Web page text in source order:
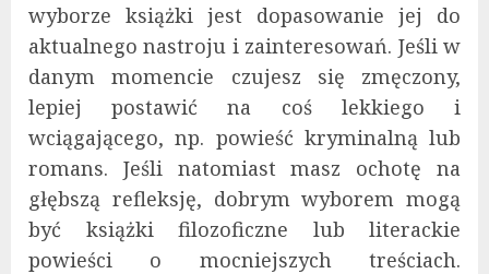
wyborze książki jest dopasowanie jej do
aktualnego nastroju i zainteresowań. Jeśli w
danym momencie czujesz się zmęczony,
lepiej postawić na coś lekkiego i
wciągającego, np. powieść kryminalną lub
romans. Jeśli natomiast masz ochotę na
głębszą refleksję, dobrym wyborem mogą
być książki filozoficzne lub literackie
powieści o mocniejszych treściach.